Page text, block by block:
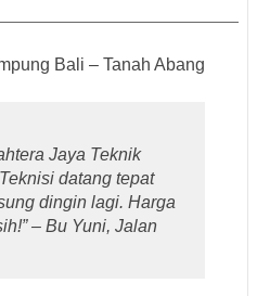
Bali – Tanah Abang
Jaya Teknik
datang tepat
dingin lagi. Harga
– Bu Yuni, Jalan